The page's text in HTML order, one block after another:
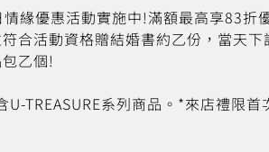
緣優惠活動實施中!滿額最高享83折
合活動資格贈結婚書約乙份，當天下
乙個!
U-TREASURE系列商品。*來店禮限